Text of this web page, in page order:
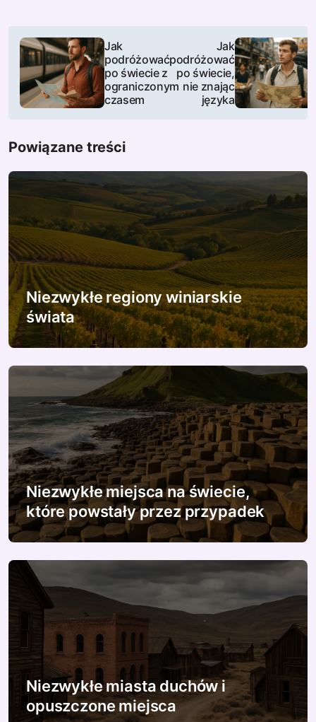
N
w
g
a
c
j
a
w
p
i
u
Jak
podróżować
po świecie z
ograniczonym
czasem
Jak
podróżować
po świecie,
nie znając
języka
Powiązane treści
Niezwykłe regiony winiarskie
świata
Niezwykłe miejsca na świecie,
które powstały przez przypadek
Niezwykłe miasta duchów i
opuszczone miejsca